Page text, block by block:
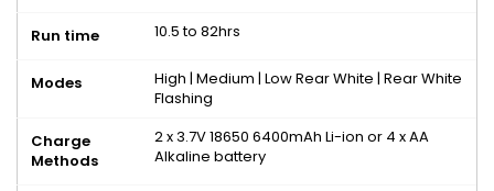
Run time 10.5 to 82hrs
Modes
High | Medium | Low Rear White | Rear White
Flashing
Charge
Methods
2 x 3.7V 18650 6400mAh Li-ion or 4 x AA
Alkaline battery